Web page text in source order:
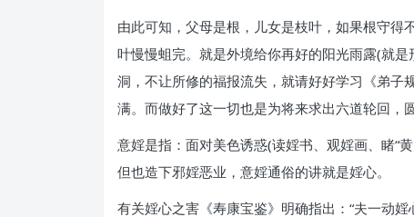
由此可知，父母是根，儿女是枝叶，如果根守
叶慢慢蛆完。就是外境给你再好的阳光雨露(就
洞，不让所修的福报流失，就请好好学习《弟子
满。而做好了这一切也是为将来求出六道轮回，
意婬是指：面对美色诱惑(读婬书、观婬画、睹“
但也造下邪婬恶业，意婬通俗的讲就是婬心。
有关婬心之害《寿康宝鉴》明确指出：“夫一动